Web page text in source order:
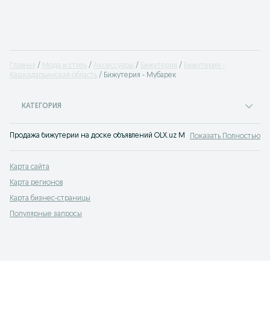
Главная Мода и стиль Аксессуары Бижутерия
Бижутерия -
Кашкадарьинская область
Бижутерия - Мубарек
КАТЕГОРИЯ
Продажа бижутерии на доске объявлений OLX.uz Мубарек. Покупай
Показать Полностью
Карта сайта
Карта регионов
Карта бизнес-страницы
Популярные запросы